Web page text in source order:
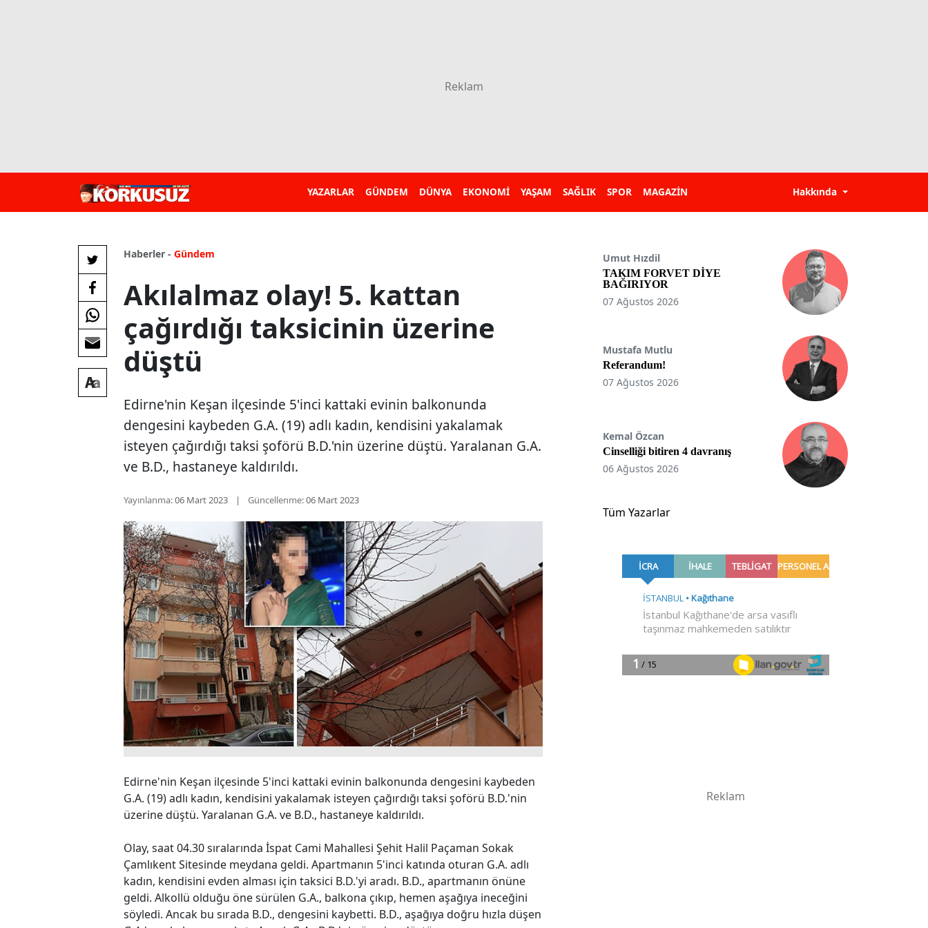
YAZARLAR GÜNDEM DÜNYA EKONOMİ YAŞAM SAĞLIK SPOR MAGAZİN Hakkında
Haberler - Gündem
Akılalmaz olay! 5. kattan
çağırdığı taksicinin üzerine
düştü
Edirne'nin Keşan ilçesinde 5'inci kattaki evinin balkonunda
dengesini kaybeden G.A. (19) adlı kadın, kendisini yakalamak
isteyen çağırdığı taksi şoförü B.D.'nin üzerine düştü. Yaralanan G.A.
ve B.D., hastaneye kaldırıldı.
Yayınlanma:06 Mart 2023 Güncellenme:06 Mart 2023
Edirne'nin Keşan ilçesinde 5'inci kattaki evinin balkonunda dengesini kaybeden
G.A. (19) adlı kadın, kendisini yakalamak isteyen çağırdığı taksi şoförü B.D.'nin
üzerine düştü. Yaralanan G.A. ve B.D., hastaneye kaldırıldı.
Olay, saat 04.30 sıralarında İspat Cami Mahallesi Şehit Halil Paçaman Sokak
Çamlıkent Sitesinde meydana geldi. Apartmanın 5'inci katında oturan G.A. adlı
kadın, kendisini evden alması için taksici B.D.'yi aradı. B.D., apartmanın önüne
geldi. Alkollü olduğu öne sürülen G.A., balkona çıkıp, hemen aşağıya ineceğini
söyledi. Ancak bu sırada B.D., dengesini kaybetti. B.D., aşağıya doğru hızla düşen
Umut Hızdil
TAKIM FORVET DİYE
BAĞIRIYOR
07 Ağustos 2026
Mustafa Mutlu
Referandum!
07 Ağustos 2026
Kemal Özcan
Cinselliği bitiren 4 davranış
06 Ağustos 2026
Tüm Yazarlar